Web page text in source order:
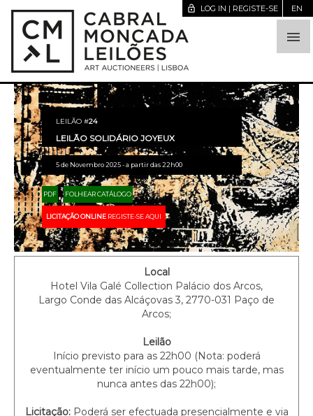

lock_open LOG IN | REGISTE-SE EN
LEILÃO #24
LEILÃO SOLIDÁRIO JOYEUX
5 de Novembro 2025 - a partir das 22h00
PDF FOLHEAR CATÁLOGO
LICITAÇÃO ONLINE REGISTE-SE AQUI
Local
Hotel Vila Galé Collection Palácio dos Arcos,
Largo Conde das Alcáçovas 3, 2770-031 Paço de
Arcos;
Leilão
Início previsto para as 22h00 (Nota: poderá
eventualmente ter início um pouco mais tarde, mas
nunca antes das 22h00);
Licitação:Poderá ser efectuada presencialmente e via